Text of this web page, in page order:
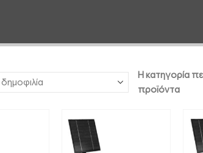
Η κατηγορία
προϊόντα